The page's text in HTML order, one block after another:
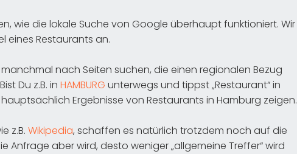
wie die lokale Suche von Google überhaupt funktioniert. Wir
eines Restaurants an.
nach Seiten suchen, die einen regionalen Bezug
Du z.B. in HAMBURG unterwegs und tippst „Restaurant“ in
Ergebnisse von Restaurants in Hamburg zeigen.
z.B. Wikipedia, schaffen es natürlich trotzdem noch auf die
Anfrage aber wird, desto weniger „allgemeine Treffer“ wird